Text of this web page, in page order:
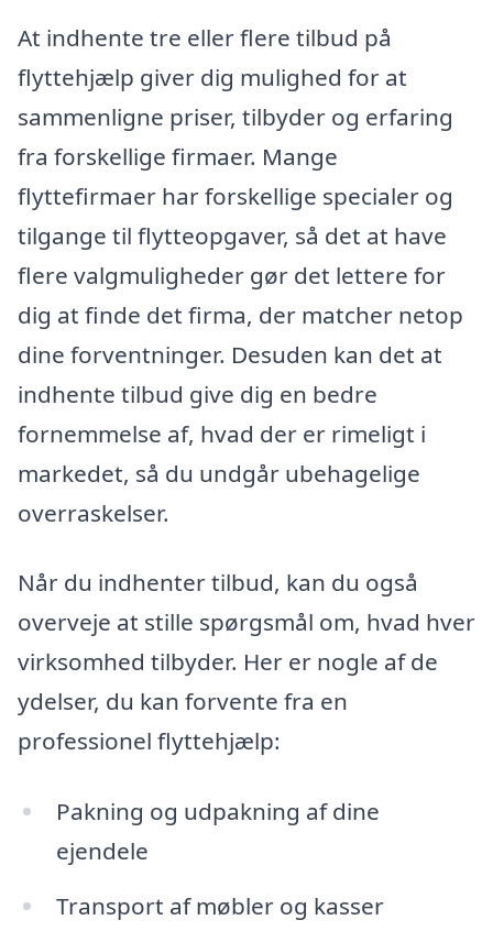
At indhente tre eller flere tilbud på
flyttehjælp giver dig mulighed for at
sammenligne priser, tilbyder og erfaring
fra forskellige firmaer. Mange
flyttefirmaer har forskellige specialer og
tilgange til flytteopgaver, så det at have
flere valgmuligheder gør det lettere for
dig at finde det firma, der matcher netop
dine forventninger. Desuden kan det at
indhente tilbud give dig en bedre
fornemmelse af, hvad der er rimeligt i
markedet, så du undgår ubehagelige
overraskelser.
Når du indhenter tilbud, kan du også
overveje at stille spørgsmål om, hvad hver
virksomhed tilbyder. Her er nogle af de
ydelser, du kan forvente fra en
professionel flyttehjælp:
Pakning og udpakning af dine
ejendele
Transport af møbler og kasser